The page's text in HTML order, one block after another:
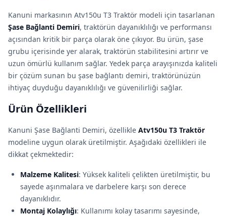
Kanuni markasının Atv150u T3 Traktör modeli için tasarlanan
Şase Bağlanti Demiri, traktörün dayanıklılığı ve performansı
açısından kritik bir parça olarak öne çıkıyor. Bu ürün, şase
grubu içerisinde yer alarak, traktörün stabilitesini artırır ve
uzun ömürlü kullanım sağlar. Yedek parça arayışınızda kaliteli
bir çözüm sunan bu şase bağlantı demiri, traktörünüzün
ihtiyaç duyduğu dayanıklılığı ve güvenilirliği sağlar.
Ürün Özellikleri
Kanuni Şase Bağlanti Demiri, özellikle Atv150u T3 Traktör
modeline uygun olarak üretilmiştir. Aşağıdaki özellikleri ile
dikkat çekmektedir:
Malzeme Kalitesi: Yüksek kaliteli çelikten üretilmiştir, bu
sayede aşınmalara ve darbelere karşı son derece
dayanıklıdır.
Montaj Kolaylığı: Kullanımı kolay tasarımı sayesinde,